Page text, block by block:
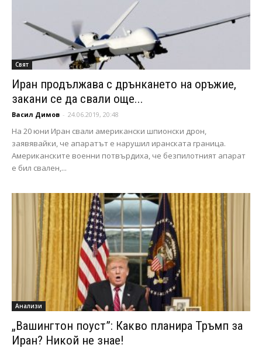
Свят
Иран продължава с дрънкането на оръжие,
закани се да свали още...
Васил Димов - 24.06.2019, 20:48
На 20 юни Иран свали американски шпионски дрон,
заявявайки, че апаратът е нарушил иранската граница.
Американските военни потвърдиха, че безпилотният апарат
е бил свален,...
Анализи
„Вашингтон поуст”: Какво планира Тръмп за
Иран? Никой не знае!